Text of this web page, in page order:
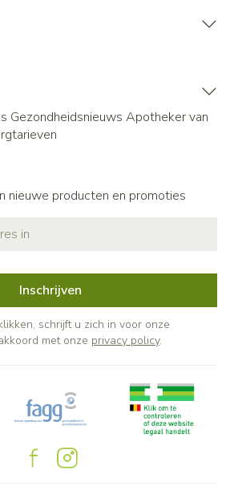
Gezondheidsnieuws Apotheker van
nieuwe producten en promoties
Inschrijven
schrijft u zich in voor onze
met onze privacy policy.